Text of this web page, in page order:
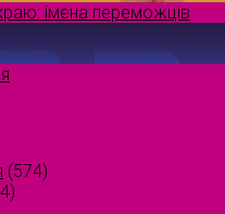
імена переможців
(574)